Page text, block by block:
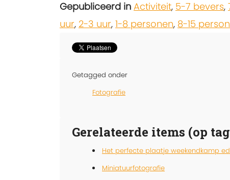
Gepubliceerd in Activiteit, 5-7 bevers,
uur, 2-3 uur, 1-8 personen, 8-15
Getagged onder
Fotografie
Gerelateerde items (op
Het perfecte plaatje weekendkamp
Miniatuurfotografie